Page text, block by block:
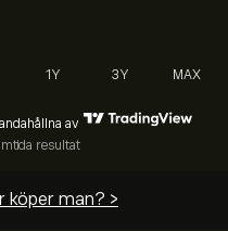
1Y 3Y MAX
av
resultat
köper man? >